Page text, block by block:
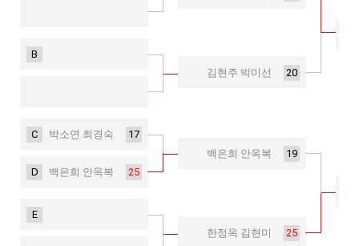
B
C 박소연 최경숙 17
D 백은희 안옥복 25
E
김현주 박미선 20
백은희 안옥복 19
한정옥 김현미 25